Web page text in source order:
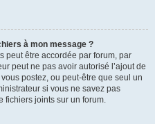
à mon message ?
peut être accordée par forum, par
peut ne pas avoir autorisé l’ajout de
postez, ou peut-être que seul un
si vous ne savez pas
joints sur un forum.